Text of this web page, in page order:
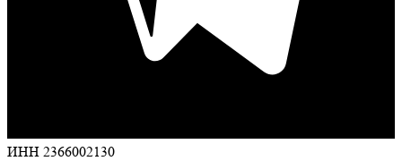
ИНН 2366002130